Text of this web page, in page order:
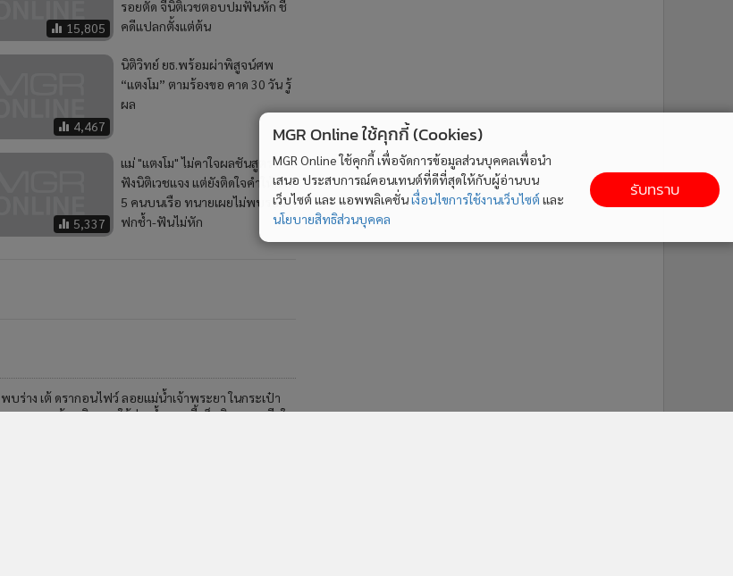
15,805
รอยตัด จี้นิติเวชตอบปมฟันหัก ชี้
คดีแปลกตั้งแต่ต้น
4,467
นิติวิทย์ ยธ.พร้อมผ่าพิสูจน์ศพ
“แตงโม” ตามร้องขอ คาด 30 วัน รู้
ผล
5,337
แม่ "แตงโม" ไม่คาใจผลชันสูตรหลัง
ฟังนิติเวชแจง แต่ยังติดใจคำให้การ
5 คนบนเรือ ทนายเผยไม่พบรอย
ฟกช้ำ-ฟันไม่หัก
พบร่าง เต้ ดรากอนไฟว์ ลอยแม่น้ำเจ้าพระยา ในกระเป๋า
สะพายพบก้อนหินคาดใช้ถ่วงน้ำ แอนดี้ เข็มพิมุก เผยเสียใจ
MGR Online ใช้คุกกี้ (Cookies)
MGR Online ใช้คุกกี้ เพื่อจัดการข้อมูลส่วนบุคคลเพื่อนำ
เสนอ ประสบการณ์คอนเทนต์ที่ดีที่สุดให้กับผู้อ่านบน
เว็บไซต์ และ แอพพลิเคชั่นเงื่อนไขการใช้งานเว็บไซต์ และ
นโยบายสิทธิส่วนบุคคล
รับทราบ